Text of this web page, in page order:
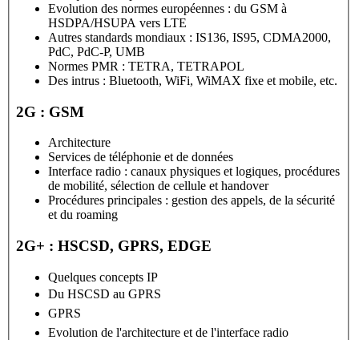
Evolution des normes européennes : du GSM à
HSDPA/HSUPA vers LTE
Autres standards mondiaux : IS136, IS95, CDMA2000,
PdC, PdC-P, UMB
Normes PMR : TETRA, TETRAPOL
Des intrus : Bluetooth, WiFi, WiMAX fixe et mobile, etc.
2G : GSM
Architecture
Services de téléphonie et de données
Interface radio : canaux physiques et logiques, procédures
de mobilité, sélection de cellule et handover
Procédures principales : gestion des appels, de la sécurité
et du roaming
2G+ : HSCSD, GPRS, EDGE
Quelques concepts IP
Du HSCSD au GPRS
GPRS
Evolution de l'architecture et de l'interface radio